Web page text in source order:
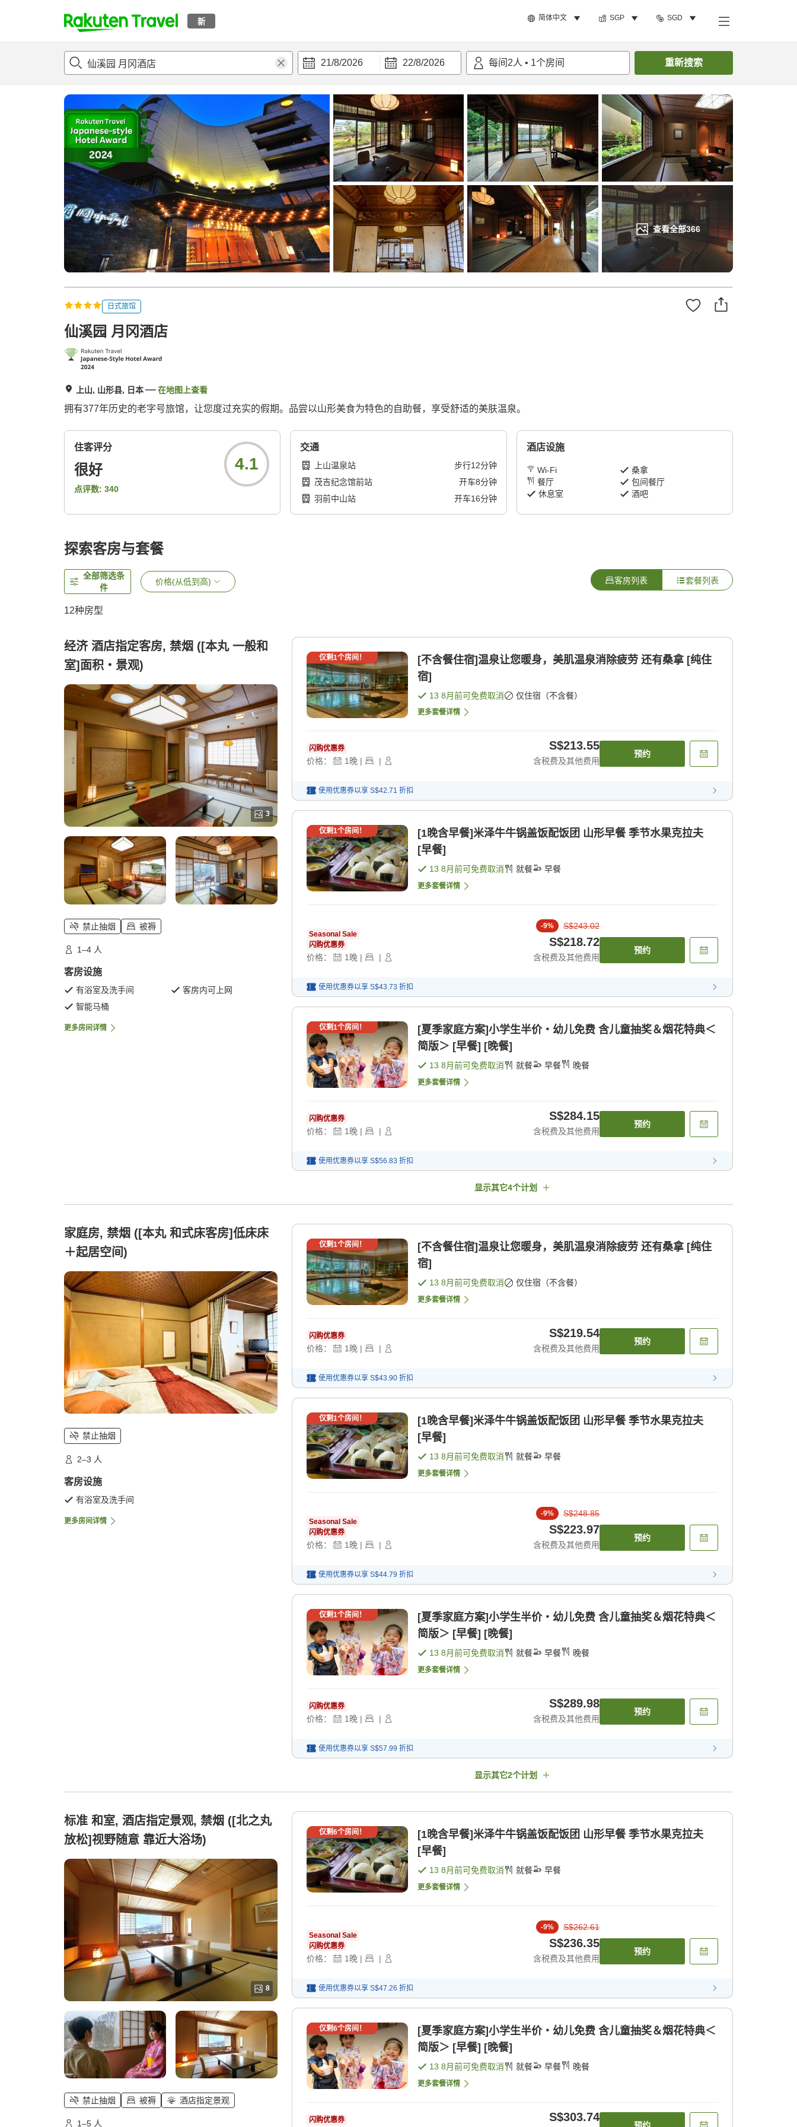
新 简体中文 SGP SGD
t
p
a
g
s
a
r
c
h
21/8/2026 22/8/2026 每间 2人 • 1个房间 重新搜索
查看全部366
概况 客房及住宿套餐评论 搜索客房
日式旅馆
仙溪园 月冈酒店
上山, 山形县, 日本 在地图上查看
拥有377年历史的老字号旅馆，让您度过充实的假期。品尝以山形美食为特色的自助餐，享受舒适的美肤温泉。
住客评分
很好
点评数: 340
4.1
交通
上山温泉站 步行12分钟
茂吉纪念馆前站
开车8分钟
羽前中山站
开车16分钟
酒店设施
Wi-Fi
桑拿
餐厅
包间餐厅
休息室
酒吧
探索客房与套餐
全部筛选条
件
价格(从低到高) 客房列表 套餐列表
12种房型
经济 酒店指定客房, 禁烟 ([本丸 一般和
室]面积・景观)
3
禁止抽烟 被褥
1–4 人
客房设施
有浴室及洗手间
客房内可上网
智能马桶
更多房间详情
仅剩1个房间！
[不含餐住宿]温泉让您暖身，美肌温泉消除疲劳 还有桑拿 [纯住
宿]
13 8月前可免费取消 仅住宿（不含餐）
更多套餐详情
闪购优惠券
价格： 1晚 | |
S$213.55
含税费及其他费用
预约
使用优惠券以享 S$42.71 折扣
仅剩1个房间！
[1晚含早餐]米泽牛牛锅盖饭配饭团 山形早餐 季节水果克拉夫
[早餐]
13 8月前可免费取消 就餐 早餐
更多套餐详情
Seasonal Sale
闪购优惠券
价格： 1晚 | |
-9% S$243.02
S$218.72
含税费及其他费用
预约
使用优惠券以享 S$43.73 折扣
仅剩1个房间！
[夏季家庭方案]小学生半价・幼儿免费 含儿童抽奖＆烟花特典＜
简版＞ [早餐] [晚餐]
13 8月前可免费取消 就餐 早餐 晚餐
更多套餐详情
闪购优惠券
价格： 1晚 | |
S$284.15
含税费及其他费用
预约
使用优惠券以享 S$56.83 折扣
显示其它4个计划
家庭房, 禁烟 ([本丸 和式床客房]低床床
＋起居空间)
禁止抽烟
2–3 人
客房设施
有浴室及洗手间
更多房间详情
仅剩1个房间！
[不含餐住宿]温泉让您暖身，美肌温泉消除疲劳 还有桑拿 [纯住
宿]
13 8月前可免费取消 仅住宿（不含餐）
更多套餐详情
闪购优惠券
价格： 1 晚 | |
S$219.54
含税费及其他费用
预约
使用优惠券以享 S$43.90 折扣
仅剩1个房间！
[1晚含早餐]米泽牛牛锅盖饭配饭团 山形早餐 季节水果克拉夫
[早餐]
13 8月前可免费取消 就餐 早餐
更多套餐详情
Seasonal Sale
闪购优惠券
价格： 1 晚 | |
-9% S$248.85
S$223.97
含税费及其他费用
预约
使用优惠券以享 S$44.79 折扣
仅剩1个房间！
[夏季家庭方案]小学生半价・幼儿免费 含儿童抽奖＆烟花特典＜
简版＞ [早餐] [晚餐]
13 8月前可免费取消 就餐 早餐 晚餐
更多套餐详情
闪购优惠券
价格： 1 晚 | |
S$289.98
含税费及其他费用
预约
使用优惠券以享 S$57.99 折扣
显示其它2个计划
标准 和室, 酒店指定景观, 禁烟 ([北之丸
放松]视野随意 靠近大浴场)
8
禁止抽烟 被褥 酒店指定景观
1–5 人
仅剩6个房间！
[1晚含早餐]米泽牛牛锅盖饭配饭团 山形早餐 季节水果克拉夫
[早餐]
13 8月前可免费取消 就餐 早餐
更多套餐详情
Seasonal Sale
闪购优惠券
价格： 1 晚 | |
-9% S$262.61
S$236.35
含税费及其他费用
预约
使用优惠券以享 S$47.26 折扣
仅剩6个房间！
[夏季家庭方案]小学生半价・幼儿免费 含儿童抽奖＆烟花特典＜
简版＞ [早餐] [晚餐]
13 8月前可免费取消 就餐 早餐 晚餐
更多套餐详情
闪购优惠券 S$303.74
预约